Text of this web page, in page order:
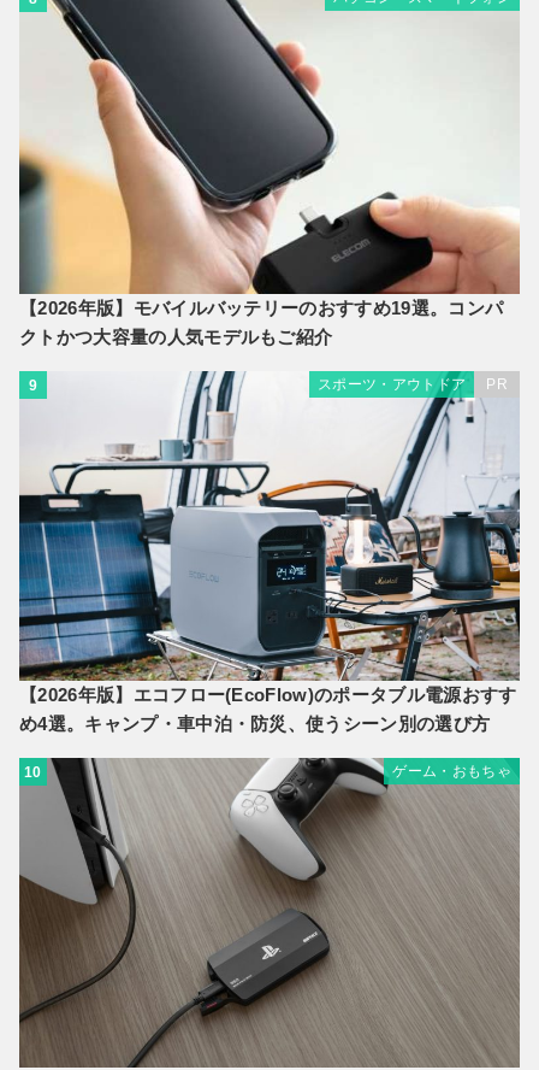
【2026年版】モバイルバッテリーのおすすめ19選。コンパ
クトかつ大容量の人気モデルもご紹介
9 スポーツ・アウトドア PR
【2026年版】エコフロー(EcoFlow)のポータブル電源おすす
め4選。キャンプ・車中泊・防災、使うシーン別の選び方
10 ゲーム・おもちゃ